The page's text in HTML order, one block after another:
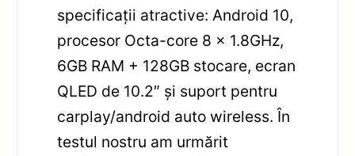
specificații atractive: Android 10,
procesor Octa-core 8 x 1.8GHz,
6GB RAM + 128GB stocare, ecran
QLED de 10.2″ și suport pentru
carplay/android auto wireless. În
testul nostru am urmărit